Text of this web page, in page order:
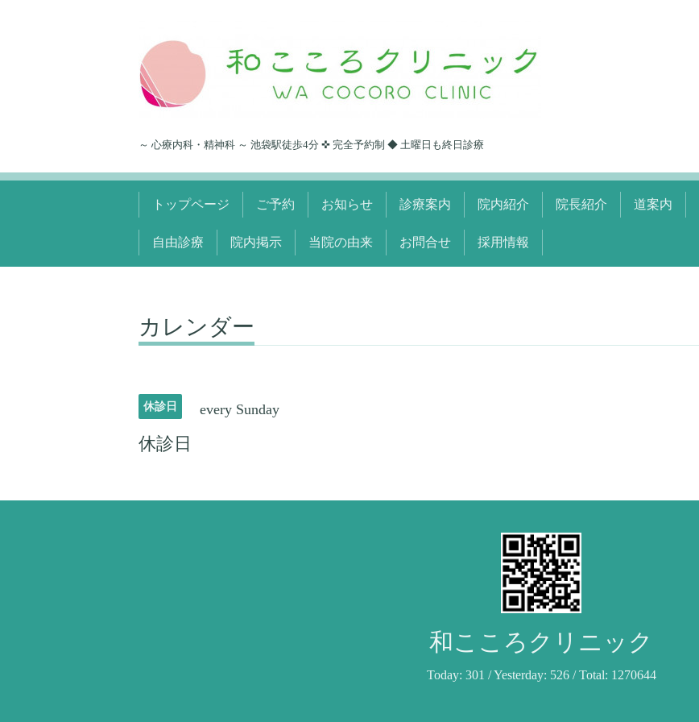
～ 心療内科・精神科 ～ 池袋駅徒歩4分 ✜ 完全予約制 ◆ 土曜日も終日診療
トップページ ご予約 お知らせ 診療案内 院内紹介 院長紹介 道案内
自由診療 院内掲示 当院の由来 お問合せ 採用情報
カレンダー
休診日 every Sunday
休診日
和こころクリニック
Today: 301 / Yesterday: 526/ Total: 1270644